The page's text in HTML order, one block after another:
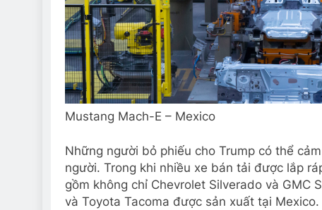
Mustang Mach-E – Mexico
Những người bỏ phiếu cho Trump có thể
người. Trong khi nhiều xe bán tải được lắp
gồm không chỉ Chevrolet Silverado và GMC
và Toyota Tacoma được sản xuất tại